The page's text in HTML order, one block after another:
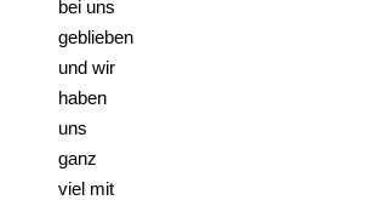
bei uns
geblieben
und wir
haben
uns
ganz
viel mit